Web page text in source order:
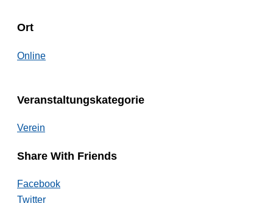
Ort
Online
Veranstaltungskategorie
Verein
Share With Friends
Facebook
Twitter